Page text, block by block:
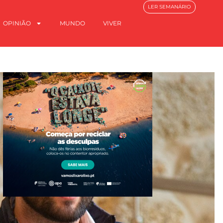
OPINIÃO MUNDO VIVER
LER SEMANÁRIO